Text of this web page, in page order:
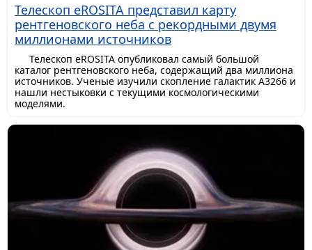
Телескоп eROSITA представил карту
рентгеновского неба с рекордными двумя
миллионами источников
Телескоп eROSITA опубликовал самый большой
каталог рентгеновского неба, содержащий два миллиона
источников. Ученые изучили скопление галактик A3266 и
нашли нестыковки с текущими космологическими
моделями.